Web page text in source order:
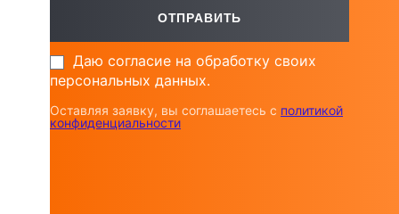
Даю согласие на обработку своих
персональных данных.
Оставляя заявку, вы соглашаетесь с политикой
конфиденциальности